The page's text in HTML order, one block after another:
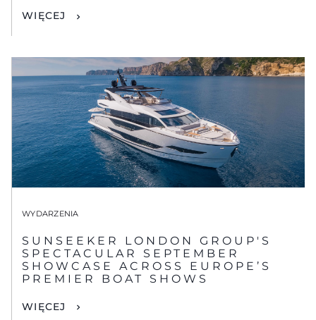
WIĘCEJ
WYDARZENIA
SUNSEEKER LONDON GROUP'S
SPECTACULAR SEPTEMBER
SHOWCASE ACROSS EUROPE’S
PREMIER BOAT SHOWS
WIĘCEJ